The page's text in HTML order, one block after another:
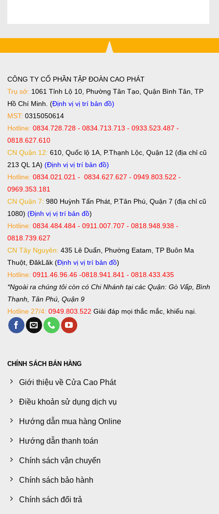
CÔNG TY CỔ PHẦN TẬP ĐOÀN CAO PHÁT
Trụ sở: 1061 Tỉnh Lộ 10, Phường Tân Tạo, Quận Bình Tân, TP
Hồ Chí Minh. (Định vị vị trí bản đồ)
MST: 0315050614
Hotline: 0834.728.728 - 0834.713.713 - 0933.523.487 -
0818.627.610
CN Quận 12: 610, Quốc lộ 1A, P.Thạnh Lộc, Quận 12 (địa chỉ cũ
213 QL 1A) (Định vị vị trí bản đồ)
Hotline: 0834.021.021 - 0834.627.627 - 0949.803.522 -
0969.353.181
CN Quận 7: 980 Huỳnh Tấn Phát, P.Tân Phú, Quận 7 (địa chỉ cũ
1080) (Định vị vị trí bản đồ)
Hotline: 0834.484.484 - 0911.007.707 - 0818.948.938 -
0818.739.627
CN Tây Nguyên: 435 Lê Duẩn, Phường Eatam, TP Buôn Ma
Thuột, ĐăkLăk (Định vị vị trí bản đồ)
Hotline: 0911.46.96.46 -0818.941.841 - 0818.433.435
*Ngoài ra chúng tôi còn có Chi Nhánh tại các Quận: Gò Vấp, Bình
Thạnh, Tân Phú, Quận 9
Hotline 27/4: 0949.803.522 Giải đáp mọi thắc mắc, khiếu nại.
CHÍNH SÁCH BÁN HÀNG
Giới thiệu về Cửa Cao Phát
Điều khoản sử dụng dịch vụ
Hướng dẫn mua hàng Online
Hướng dẫn thanh toán
Chính sách vận chuyển
Chính sách bảo hành
Chính sách đổi trả